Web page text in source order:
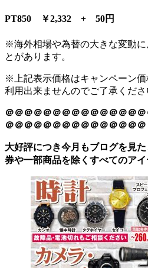
PT850 ￥2,332 + 50円
※海外相場や為替の大きな変動に
とがあります。
※上記表示価格はキャンペーン
利用出来ませんのでご了承くださ
＠＠＠＠＠＠＠＠＠＠＠＠＠＠
＠＠＠＠＠＠＠＠＠＠＠＠＠＠＠
大好評につき今月もブログを見
券や一部商品を除くすべてのア